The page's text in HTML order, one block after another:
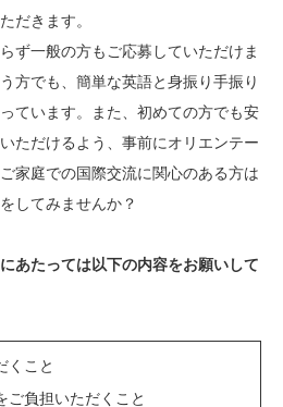
だきます。
ず一般の方もご応募していただけま
方でも、簡単な英語と身振り手振り
ています。また、初めての方でも安
ただけるよう、事前にオリエンテー
家庭での国際交流に関心のある方は
してみませんか？
あたっては以下の内容をお願いして
くこと
ご負担いただくこと